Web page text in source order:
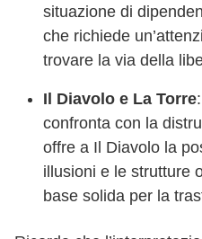
situazione di
che richiede
trovare la via della
Il Diavolo e La Torre
confronta con la
offre a Il Diavolo la
illusioni e le strutture
base solida per la